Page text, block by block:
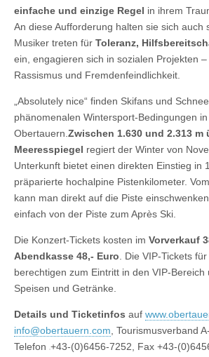
einfache und einzige Regel in ihrem
An diese Aufforderung halten sie sich auch
Musiker treten für Toleranz,
ein, engagieren sich in sozialen Projekten
Rassismus und Fremdenfeindlichkeit.
„Absolutely nice“ finden Skifans und
phänomenalen Wintersport-Bedingungen in
Obertauern. Zwischen 1.630 und 2.313 m
Meeresspiegel regiert der Winter von
Unterkunft bietet einen direkten Einstieg in
präparierte hochalpine Pistenkilometer.
kann man direkt auf die Piste
einfach von der Piste zum Après Ski.
Die Konzert-Tickets kosten im Vorverkauf
Abendkasse 48,- Euro . Die VIP-Tickets
berechtigen zum Eintritt in den VIP-Bereich
Speisen und Getränke.
Details und Ticketinfos auf
info@obertauern.com , Tourismusverband
Telefon +43-(0)6456-7252 , Fax +43-